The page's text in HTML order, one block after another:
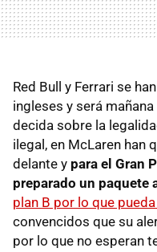
Red Bull y Ferrari se
ingleses y será
decida sobre la
ilegal, en McLaren han
delante y para el Gran
preparado un
plan B por lo que
convencidos que su
por lo que no esperan